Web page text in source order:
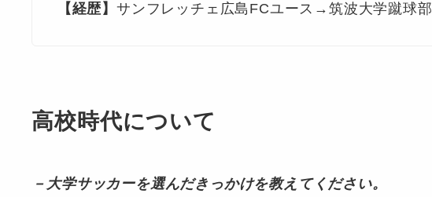
【経歴】 サンフレッチェ広島FCユース→筑波大学蹴球部
高校時代について
－大学サッカーを選んだきっかけを教えてください。